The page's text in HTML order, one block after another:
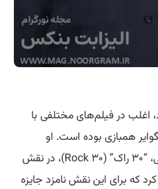
در فیلم‌های مختلفی با
همبازی بوده است. او
همچنین در سریال برنده جایزه امی، “۳۰ راک” (۳۰ Rock)، در نقش
که برای این نقش نامزد جایزه